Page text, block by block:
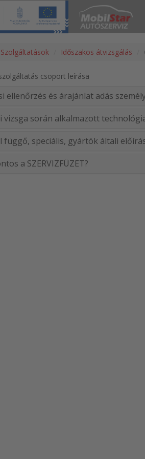
Szolgáltatások Időszakos átvizsgálás
csoport leírása
ellenőrzés és árajánlat adás
vizsga során alkalmazott
függő, speciális, gyártók általi
a SZERVIZFÜZET?